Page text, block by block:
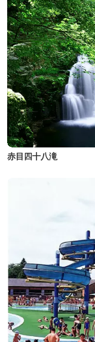
赤目四十八滝